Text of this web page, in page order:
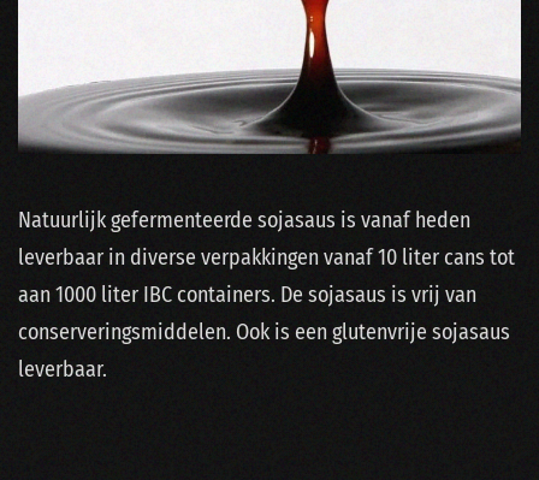
Natuurlijk gefermenteerde sojasaus is vanaf heden
leverbaar in diverse verpakkingen vanaf 10 liter cans tot
aan 1000 liter IBC containers. De sojasaus is vrij van
conserveringsmiddelen. Ook is een glutenvrije sojasaus
leverbaar.